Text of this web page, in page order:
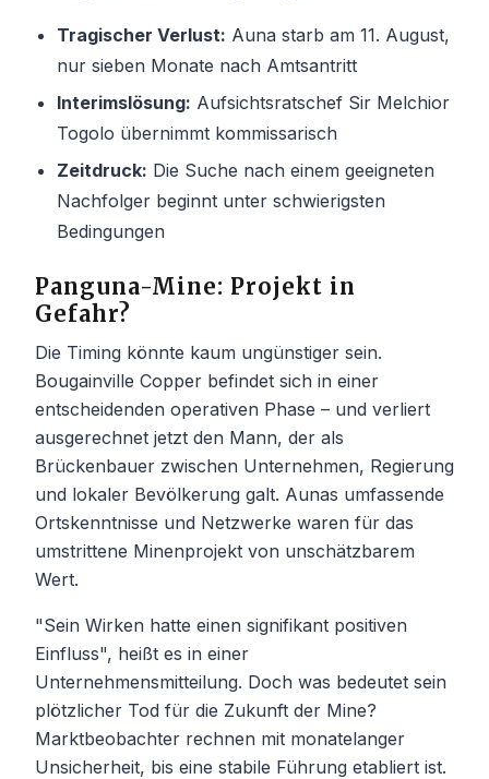
Tragischer Verlust: Auna starb am 11. August,
nur sieben Monate nach Amtsantritt
Interimslösung: Aufsichtsratschef Sir Melchior
Togolo übernimmt kommissarisch
Zeitdruck: Die Suche nach einem geeigneten
Nachfolger beginnt unter schwierigsten
Bedingungen
Panguna-Mine: Projekt in
Gefahr?
Die Timing könnte kaum ungünstiger sein.
Bougainville Copper befindet sich in einer
entscheidenden operativen Phase – und verliert
ausgerechnet jetzt den Mann, der als
Brückenbauer zwischen Unternehmen, Regierung
und lokaler Bevölkerung galt. Aunas umfassende
Ortskenntnisse und Netzwerke waren für das
umstrittene Minenprojekt von unschätzbarem
Wert.
"Sein Wirken hatte einen signifikant positiven
Einfluss", heißt es in einer
Unternehmensmitteilung. Doch was bedeutet sein
plötzlicher Tod für die Zukunft der Mine?
Marktbeobachter rechnen mit monatelanger
Unsicherheit, bis eine stabile Führung etabliert ist.